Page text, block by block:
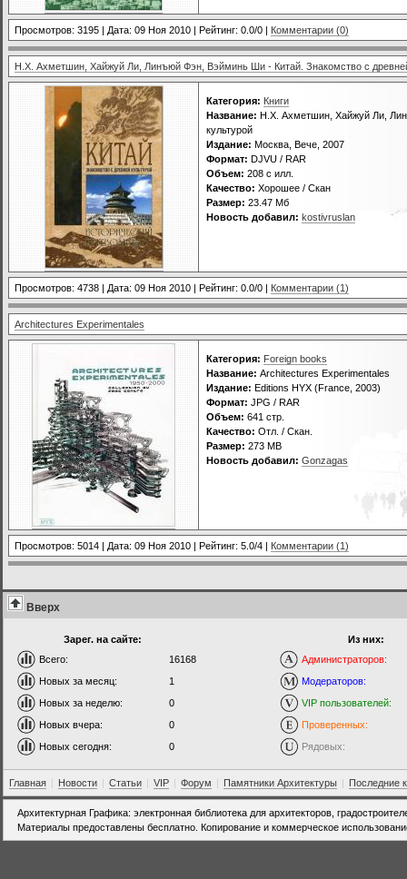
Просмотров: 3195 | Дата: 09 Ноя 2010 | Рейтинг: 0.0/0 | Комментарии (0)
Н.Х. Ахметшин, Хайжуй Ли, Линъюй Фэн, Вэйминь Ши - Китай. Знакомство с
Категория: Книги
Название: Н.Х. Ахметшин, Хайжуй Ли,
культурой
Издание: Москва, Вече, 2007
Формат: DJVU / RAR
Объем: 208 с илл.
Качество: Хорошее / Скан
Размер: 23.47 Мб
Новость добавил: kostivruslan
Просмотров: 4738 | Дата: 09 Ноя 2010 | Рейтинг: 0.0/0 | Комментарии (1)
Architectures Experimentales
Категория: Foreign books
Название: Architectures Experimentales
Издание: Editions HYX (France, 2003)
Формат: JPG / RAR
Объем: 641 стр.
Качество: Отл. / Скан.
Размер: 273 MB
Новость добавил: Gonzagas
Просмотров: 5014 | Дата: 09 Ноя 2010 | Рейтинг: 5.0/4 | Комментарии (1)
Вверх
Зарег. на сайте:
Всего:
16168
Новых за месяц:
1
Новых за неделю:
0
Новых вчера:
0
Новых сегодня:
0
Из них:
Администраторов:
Модераторов:
VIP пользователей:
Проверенных:
Рядовых:
Главная | Новости | Статьи | VIP | Форум | Памятники Архитектуры | Последние
Архитектурная Графика: электронная библиотека для архитекторов,
Материалы предоставлены бесплатно. Копирование и коммерческое